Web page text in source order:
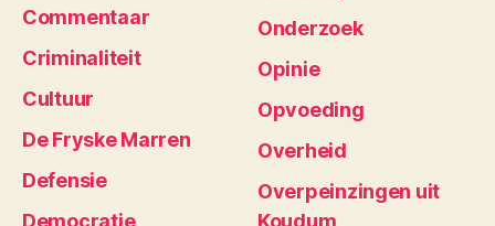
Commentaar
Criminaliteit
Cultuur
De Fryske Marren
Defensie
Democratie
Onderzoek
Opinie
Opvoeding
Overheid
Overpeinzingen uit
Koudum